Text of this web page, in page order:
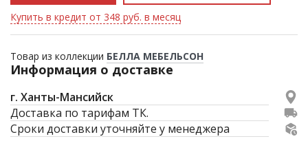
Купить в кредит от 348 руб. в месяц
Товар из коллекции БЕЛЛА МЕБЕЛЬСОН
Информация о доставке
г. Ханты-Мансийск
Доставка по тарифам ТК.
Сроки доставки уточняйте у менеджера